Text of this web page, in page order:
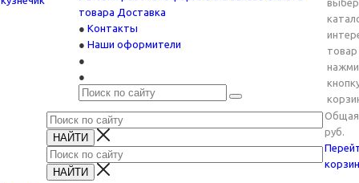
товара Доставка
Контакты
Наши оформители
товар
Общая
руб.